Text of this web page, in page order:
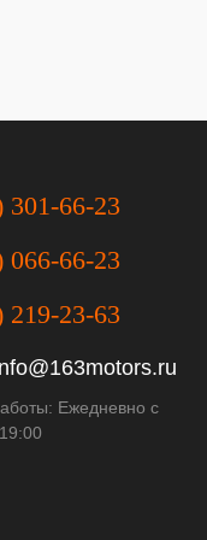
301-66-23
066-66-23
219-23-63
Ежедневно с